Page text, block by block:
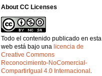
About CC Licenses
Todo el contenido publicado en esta
web está bajo una licencia de
Creative Commons
Reconocimiento-NoComercial-
CompartirIgual 4.0 Internacional .